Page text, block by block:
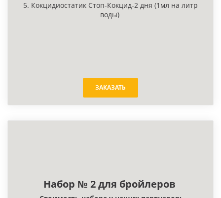
5. Кокцидиостатик Стоп-Кокцид-2 дня (1мл на литр
воды)
ЗАКАЗАТЬ
Набор № 2 для бройлеров